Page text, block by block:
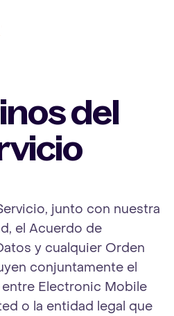
del
junto con nuestra
el Acuerdo de
y cualquier Orden
conjuntamente el
Electronic Mobile
o la entidad legal que